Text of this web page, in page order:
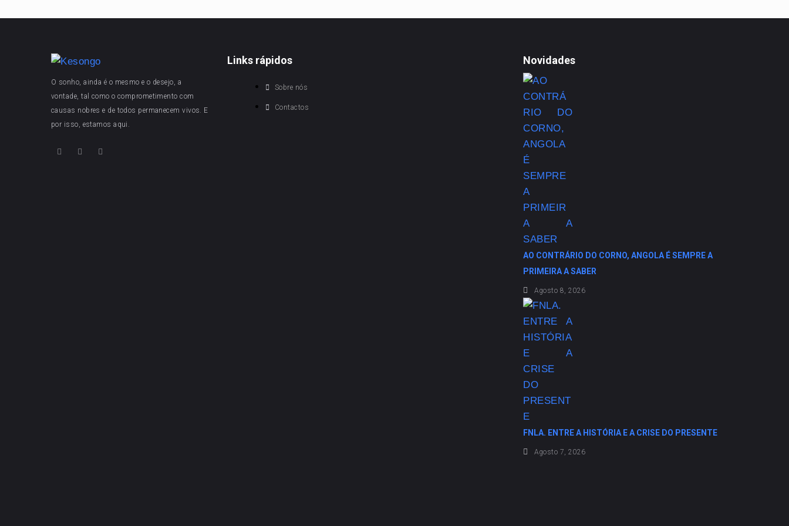
O sonho, ainda é o mesmo e o desejo, a
vontade, tal como o comprometimento com
causas nobres e de todos permanecem vivos. E
por isso, estamos aqui.
Links rápidos
Sobre nós
Contactos
Novidades
AO CONTRÁRIO DO CORNO, ANGOLA É SEMPRE A
PRIMEIRA A SABER
Agosto 8, 2026
FNLA. ENTRE A HISTÓRIA E A CRISE DO PRESENTE
Agosto 7, 2026